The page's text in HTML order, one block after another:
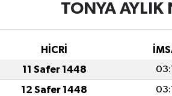
TONYA AYLIK
HİCRİ
11 Safer 1448
12 Safer 1448